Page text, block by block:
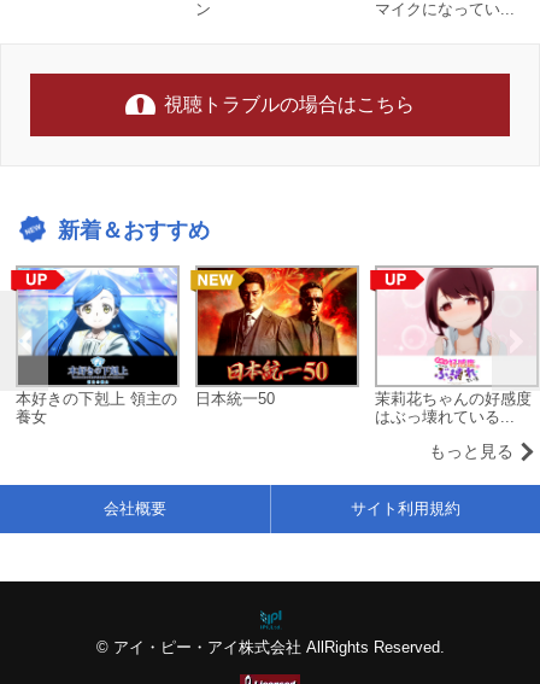
ン
マイクになってい...
視聴トラブルの場合はこちら
新着＆おすすめ
本好きの下剋上 領主の
養女
日本統一50
茉莉花ちゃんの好感度
はぶっ壊れている...
もっと見る
© アイ・ピー・アイ株式会社 AllRights Reserved.
会社概要 サイト利用規約